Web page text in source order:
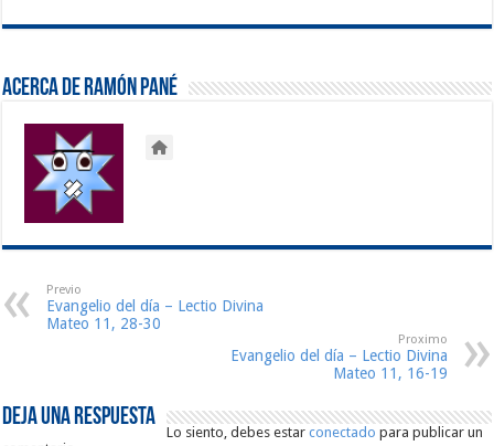
Acerca de Ramón Pané
Previo
Evangelio del día – Lectio Divina
Mateo 11, 28-30
Proximo
Evangelio del día – Lectio Divina
Mateo 11, 16-19
Deja una respuesta
Lo siento, debes estarconectado para publicar un